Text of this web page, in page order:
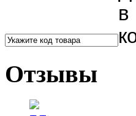
Отзывы